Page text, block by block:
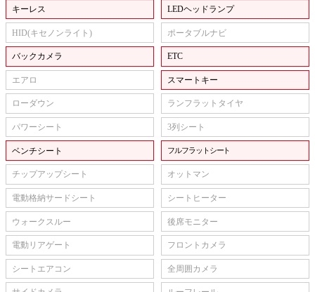
キーレス LEDヘッドランプ
HID(キセノンライト) ポータブルナビ
バックカメラ ETC
エアロ スマートキー
ローダウン ランフラットタイヤ
パワーシート 3列シート
ベンチシート フルフラットシート
チップアップシート オットマン
電動格納サードシート シートヒーター
ウォークスルー 後席モニター
電動リアゲート フロントカメラ
シートエアコン 全周囲カメラ